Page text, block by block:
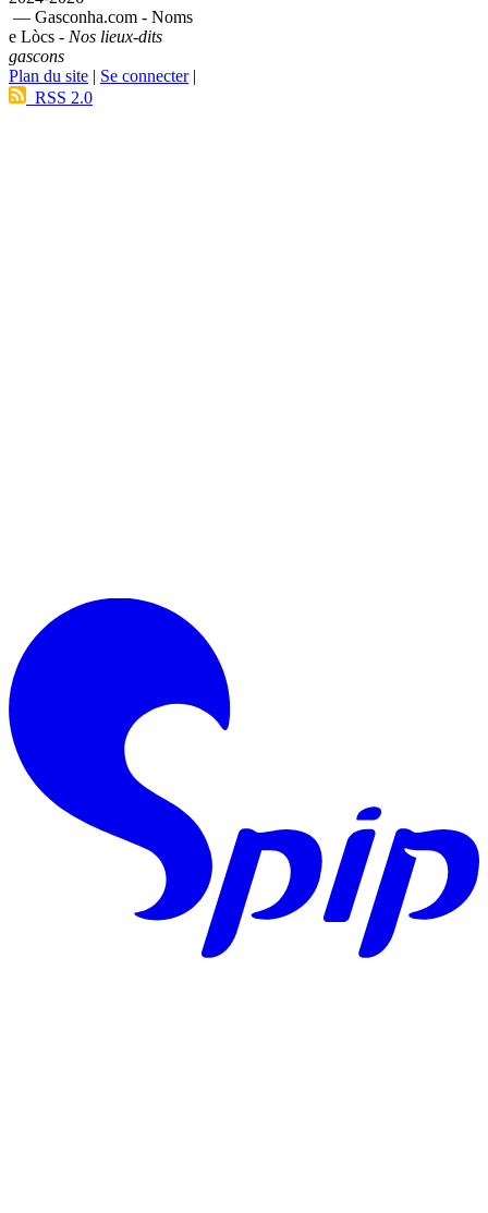
— Gasconha.com - Noms
e Lòcs - Nos lieux-dits
gascons
Plan du site | Se connecter|
RSS 2.0